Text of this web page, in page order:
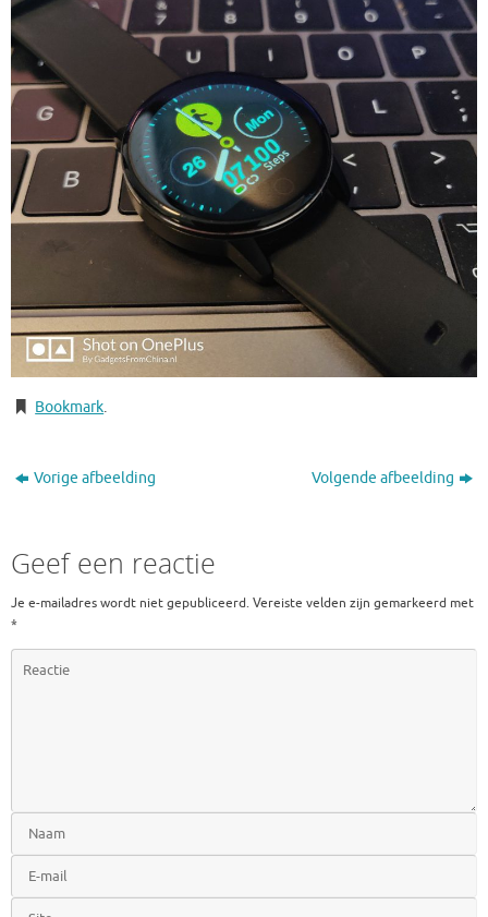
Bookmark.
Vorige afbeelding Volgende afbeelding
Geef een reactie
Je e-mailadres wordt niet gepubliceerd. Vereiste velden zijn gemarkeerd met
*